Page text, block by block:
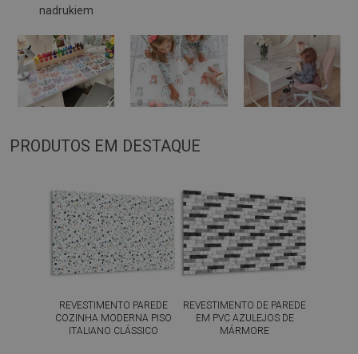
nadrukiem
PRODUTOS EM DESTAQUE
REVESTIMENTO PAREDE
COZINHA MODERNA PISO
ITALIANO CLÁSSICO
REVESTIMENTO DE PAREDE
EM PVC AZULEJOS DE
MÁRMORE